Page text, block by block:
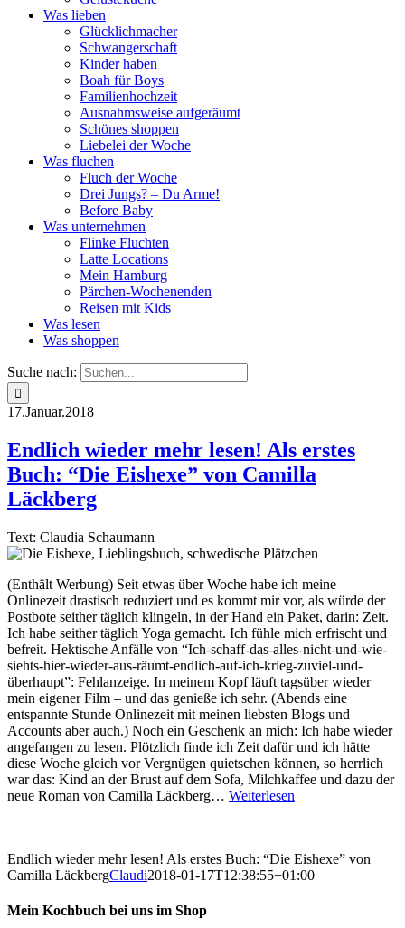
Was lieben
Glücklichmacher
Schwangerschaft
Kinder haben
Boah für Boys
Familienhochzeit
Ausnahmsweise aufgeräumt
Schönes shoppen
Liebelei der Woche
Was fluchen
Fluch der Woche
Drei Jungs? – Du Arme!
Before Baby
Was unternehmen
Flinke Fluchten
Latte Locations
Mein Hamburg
Pärchen-Wochenenden
Reisen mit Kids
Was lesen
Was shoppen
Suche nach:
17.Januar.2018
Endlich wieder mehr lesen! Als erstes
Buch: “Die Eishexe” von Camilla
Läckberg
Text: Claudia Schaumann
(Enthält Werbung) Seit etwas über Woche habe ich meine
Onlinezeit drastisch reduziert und es kommt mir vor, als würde der
Postbote seither täglich klingeln, in der Hand ein Paket, darin: Zeit.
Ich habe seither täglich Yoga gemacht. Ich fühle mich erfrischt und
befreit. Hektische Anfälle von “Ich-schaff-das-alles-nicht-und-wie-
siehts-hier-wieder-aus-räumt-endlich-auf-ich-krieg-zuviel-und-
überhaupt”: Fehlanzeige. In meinem Kopf läuft tagsüber wieder
mein eigener Film – und das genieße ich sehr. (Abends eine
entspannte Stunde Onlinezeit mit meinen liebsten Blogs und
Accounts aber auch.) Noch ein Geschenk an mich: Ich habe wieder
angefangen zu lesen. Plötzlich finde ich Zeit dafür und ich hätte
diese Woche gleich vor Vergnügen quietschen können, so herrlich
war das: Kind an der Brust auf dem Sofa, Milchkaffee und dazu der
neue Roman von Camilla Läckberg… Weiterlesen
Endlich wieder mehr lesen! Als erstes Buch: “Die Eishexe” von
Camilla LäckbergClaudi2018-01-17T12:38:55+01:00
Mein Kochbuch bei uns im Shop